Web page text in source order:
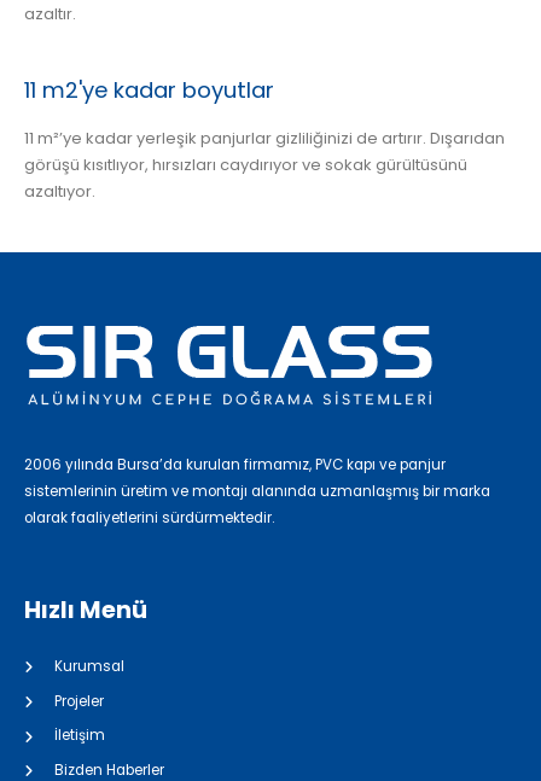
azaltır.
11 m2'ye kadar boyutlar
11 m²’ye kadar yerleşik panjurlar gizliliğinizi de artırır. Dışarıdan
görüşü kısıtlıyor, hırsızları caydırıyor ve sokak gürültüsünü
azaltıyor.
2006 yılında Bursa’da kurulan firmamız, PVC kapı ve panjur
sistemlerinin üretim ve montajı alanında uzmanlaşmış bir marka
olarak faaliyetlerini sürdürmektedir.
Hızlı Menü
Kurumsal
Projeler
İletişim
Bizden Haberler